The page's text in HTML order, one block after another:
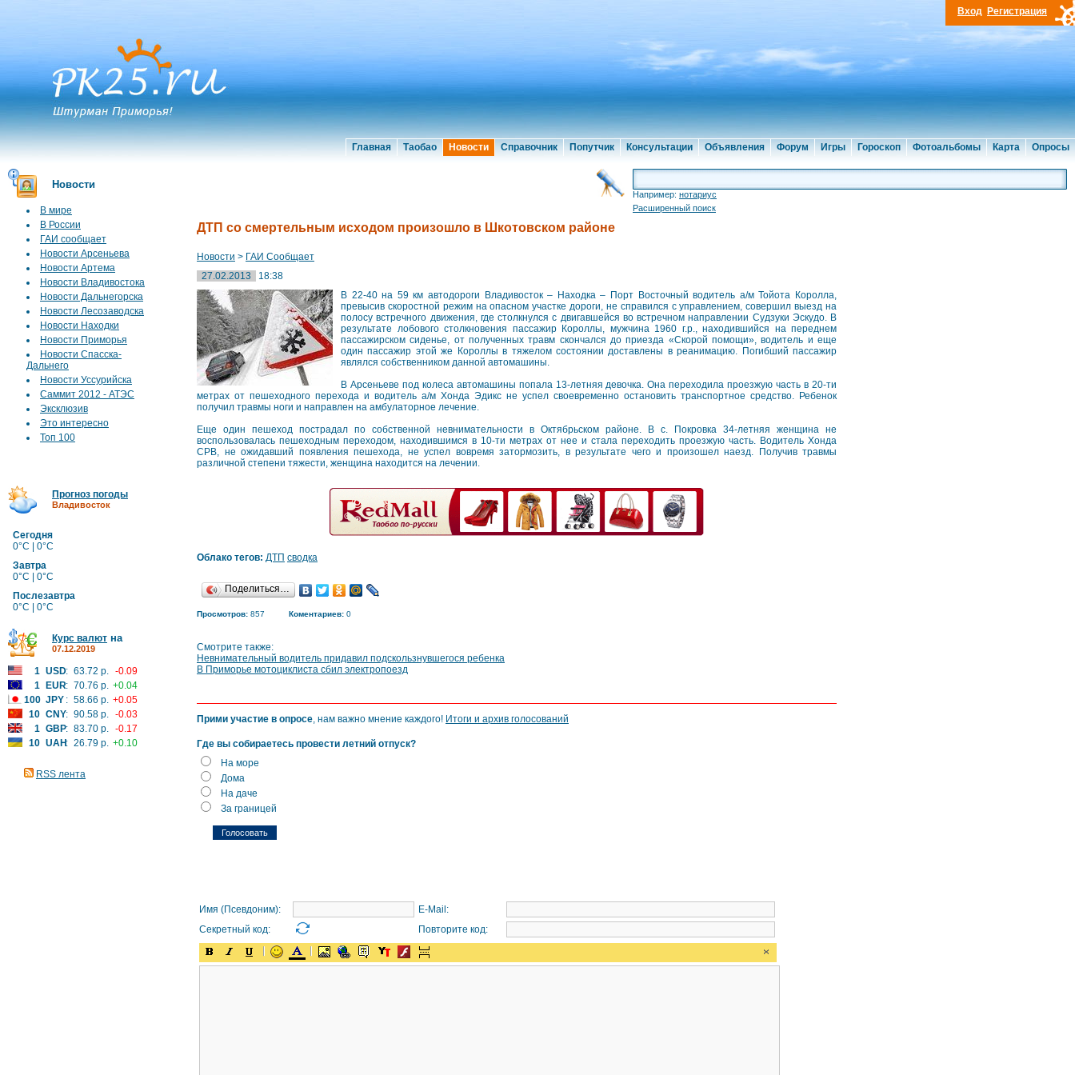
Главная Таобао Новости Справочник Попутчик Консультации Объявления Форум Игры Гороскоп Фотоальбомы Карта Опросы
Вход Регистрация
Новости
В мире
В России
ГАИ сообщает
Новости Арсеньева
Новости Артема
Новости Владивостока
Новости Дальнегорска
Новости Лесозаводска
Новости Находки
Новости Приморья
Новости Спасска-
Дальнего
Новости Уссурийска
Саммит 2012 - АТЭС
Эксклюзив
Это интересно
Топ 100
Прогноз погоды
Владивосток
Сегодня
0°C | 0°C
Завтра
0°C | 0°C
Послезавтра
0°C | 0°C
Курс валют на
07.12.2019
1 USD: 63.72 р. -0.09
1
EUR: 70.76 р. +0.04
100 JPY : 58.66 р. +0.05
10 CNY: 90.58 р. -0.03
1 GBP: 83.70 р. -0.17
10 UAH: 26.79 р. +0.10
RSS лента
Например: нотариус
Расширенный поиск
ДТП со смертельным исходом произошло в Шкотовском районе
Новости > ГАИ Сообщает
27.02.2013
18:38
В 22-40 на 59 км автодороги Владивосток – Находка – Порт Восточный водитель а/м Тойота Королла,
превысив скоростной режим на опасном участке дороги, не справился с управлением, совершил выезд на
полосу встречного движения, где столкнулся с двигавшейся во встречном направлении Судзуки Эскудо. В
результате лобового столкновения пассажир Короллы, мужчина 1960 г.р., находившийся на переднем
пассажирском сиденье, от полученных травм скончался до приезда «Скорой помощи», водитель и еще
один пассажир этой же Короллы в тяжелом состоянии доставлены в реанимацию. Погибший пассажир
являлся собственником данной автомашины.
В Арсеньеве под колеса автомашины попала 13-летняя девочка. Она переходила проезжую часть в 20-ти
метрах от пешеходного перехода и водитель а/м Хонда Эдикс не успел своевременно остановить транспортное средство. Ребенок
получил травмы ноги и направлен на амбулаторное лечение.
Еще один пешеход пострадал по собственной невнимательности в Октябрьском районе. В с. Покровка 34-летняя женщина не
воспользовалась пешеходным переходом, находившимся в 10-ти метрах от нее и стала переходить проезжую часть. Водитель Хонда
СРВ, не ожидавший появления пешехода, не успел вовремя затормозить, в результате чего и произошел наезд. Получив травмы
различной степени тяжести, женщина находится на лечении.
Облако тегов: ДТП сводка
Поделиться…
Просмотров: 857 Коментариев: 0
Смотрите также:
Невнимательный водитель придавил подскользнувшегося ребенка
В Приморье мотоциклиста сбил электропоезд
Прими участие в опросе, нам важно мнение каждого! Итоги и архив голосований
Где вы собираетесь провести летний отпуск?
На море
Дома
На даче
За границей
Имя (Псевдоним):
E-Mail:
Секретный код:
Повторите код: